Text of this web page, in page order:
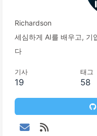
Richardson
세심하게 AI를 배우고, 기
다
기사
19
태그
58